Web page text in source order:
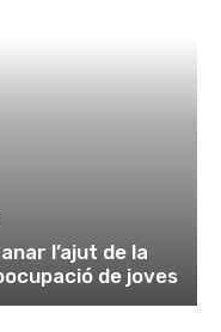
l’ajut de la
de joves